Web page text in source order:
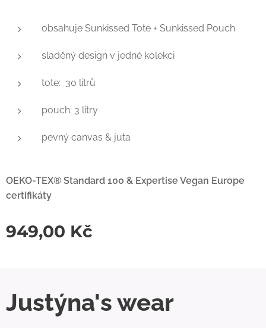
obsahuje Sunkissed Tote + Sunkissed Pouch
sladěný design v jedné kolekci
tote: 30 litrů
pouch: 3 litry
pevný canvas & juta
OEKO-TEX® Standard 100 & Expertise Vegan Europe
certifikáty
949,00 Kč
Justýna's wear